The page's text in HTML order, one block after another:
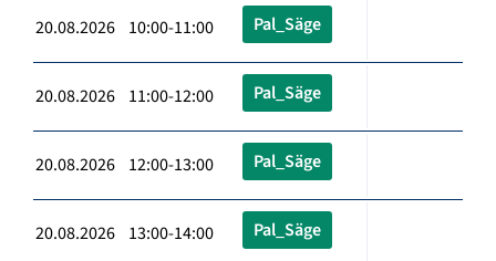
20.08.2026 10:00-11:00 Pal_Säge
20.08.2026 11:00-12:00 Pal_Säge
20.08.2026 12:00-13:00 Pal_Säge
20.08.2026 13:00-14:00 Pal_Säge